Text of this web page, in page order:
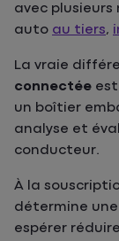
avec
auto au tiers,
La vraie
connectée
un boîtier
analyse et
conducteur.
À la
détermine
espérer